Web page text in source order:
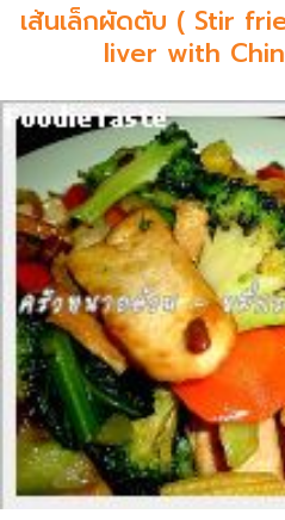
เส้นเล็กผัดตับ ( Stir
liver with